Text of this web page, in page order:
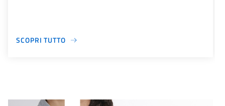
SCOPRI TUTTO